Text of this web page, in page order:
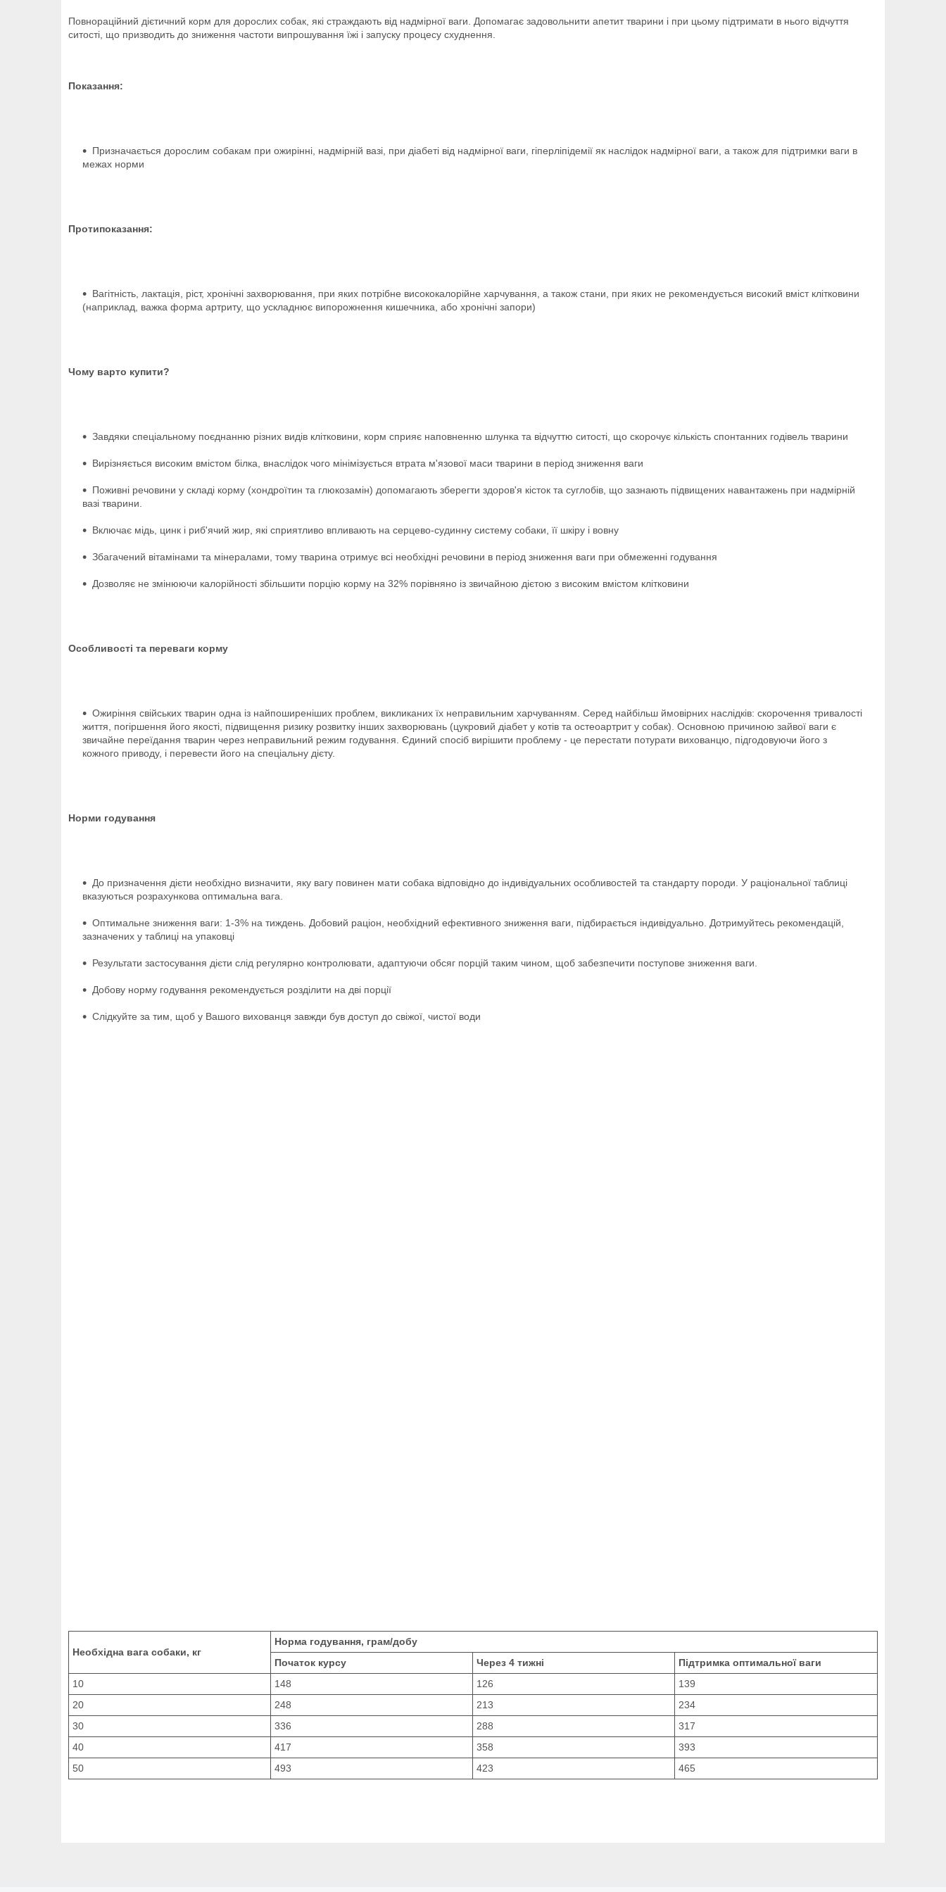
Повнораційний дієтичний корм для дорослих собак, які страждають від надмірної ваги. Допомагає задовольнити апетит тварини і при цьому підтримати в нього відчуття
ситості, що призводить до зниження частоти випрошування їжі і запуску процесу схуднення.
Показання:
Призначається дорослим собакам при ожирінні, надмірній вазі, при діабеті від надмірної ваги, гіперліпідемії як наслідок надмірної ваги, а також для підтримки ваги в
межах норми
Протипоказання:
Вагітність, лактація, ріст, хронічні захворювання, при яких потрібне висококалорійне харчування, а також стани, при яких не рекомендується високий вміст клітковини
(наприклад, важка форма артриту, що ускладнює випорожнення кишечника, або хронічні запори)
Чому варто купити?
Завдяки спеціальному поєднанню різних видів клітковини, корм сприяє наповненню шлунка та відчуттю ситості, що скорочує кількість спонтанних годівель тварини
Вирізняється високим вмістом білка, внаслідок чого мінімізується втрата м'язової маси тварини в період зниження ваги
Поживні речовини у складі корму (хондроїтин та глюкозамін) допомагають зберегти здоров'я кісток та суглобів, що зазнають підвищених навантажень при надмірній
вазі тварини.
Включає мідь, цинк і риб'ячий жир, які сприятливо впливають на серцево-судинну систему собаки, її шкіру і вовну
Збагачений вітамінами та мінералами, тому тварина отримує всі необхідні речовини в період зниження ваги при обмеженні годування
Дозволяє не змінюючи калорійності збільшити порцію корму на 32% порівняно із звичайною дієтою з високим вмістом клітковини
Особливості та переваги корму
Ожиріння свійських тварин одна із найпоширеніших проблем, викликаних їх неправильним харчуванням. Серед найбільш ймовірних наслідків: скорочення тривалості
життя, погіршення його якості, підвищення ризику розвитку інших захворювань (цукровий діабет у котів та остеоартрит у собак). Основною причиною зайвої ваги є
звичайне переїдання тварин через неправильний режим годування. Єдиний спосіб вирішити проблему - це перестати потурати вихованцю, підгодовуючи його з
кожного приводу, і перевести його на спеціальну дієту.
Норми годування
До призначення дієти необхідно визначити, яку вагу повинен мати собака відповідно до індивідуальних особливостей та стандарту породи. У раціональної таблиці
вказуються розрахункова оптимальна вага.
Оптимальне зниження ваги: 1-3% на тиждень. Добовий раціон, необхідний ефективного зниження ваги, підбирається індивідуально. Дотримуйтесь рекомендацій,
зазначених у таблиці на упаковці
Результати застосування дієти слід регулярно контролювати, адаптуючи обсяг порцій таким чином, щоб забезпечити поступове зниження ваги.
Добову норму годування рекомендується розділити на дві порції
Слідкуйте за тим, щоб у Вашого вихованця завжди був доступ до свіжої, чистої води
Необхідна вага собаки, кг
Норма годування, грам/добу
Початок курсу
Через 4 тижні
Підтримка оптимальної ваги
10
148 126
139
20
248 213
234
30
336 288
317
40
417 358
393
50
493 423 465